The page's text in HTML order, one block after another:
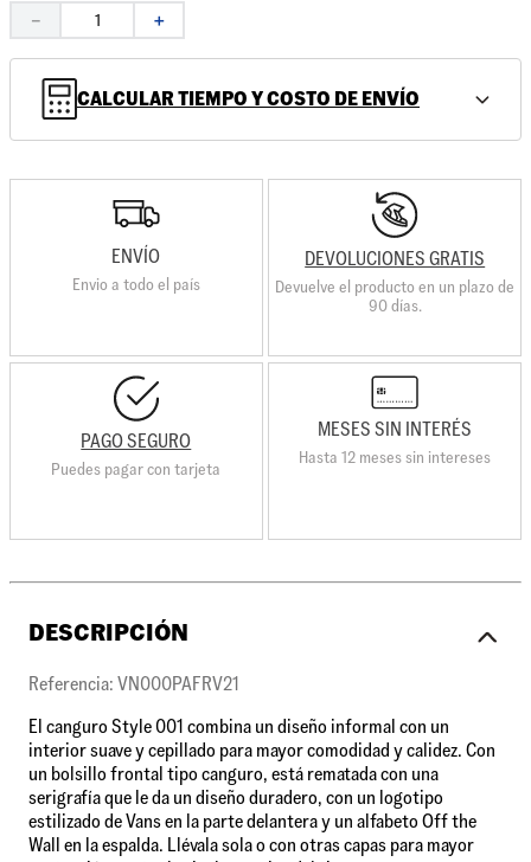
＋
－
CALCULAR TIEMPO Y COSTO DE ENVÍO
ENVÍO
Envio a todo el país
DEVOLUCIONES GRATIS
Devuelve el producto en un plazo de
90 días.
PAGO SEGURO
Puedes pagar con tarjeta
MESES SIN INTERÉS
Hasta 12 meses sin intereses
DESCRIPCIÓN
Referencia: VN000PAFRV21
El canguro Style 001 combina un diseño informal con un
interior suave y cepillado para mayor comodidad y calidez. Con
un bolsillo frontal tipo canguro, está rematada con una
serigrafía que le da un diseño duradero, con un logotipo
estilizado de Vans en la parte delantera y un alfabeto Off the
Wall en la espalda. Llévala sola o con otras capas para mayor